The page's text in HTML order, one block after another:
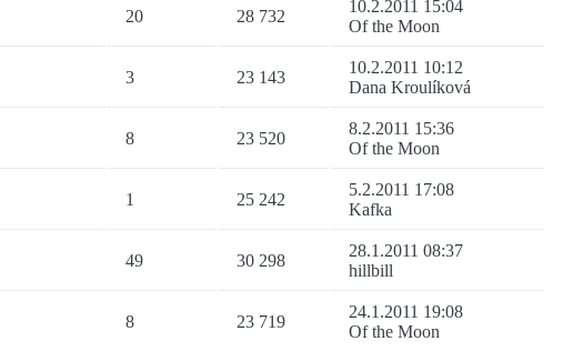
20 28 732
10.2.2011 15:04
Of the Moon
3 23 143
10.2.2011 10:12
Dana Kroulíková
8 23 520
8.2.2011 15:36
Of the Moon
1 25 242
5.2.2011 17:08
Kafka
49 30 298
28.1.2011 08:37
hillbill
8 23 719
24.1.2011 19:08
Of the Moon